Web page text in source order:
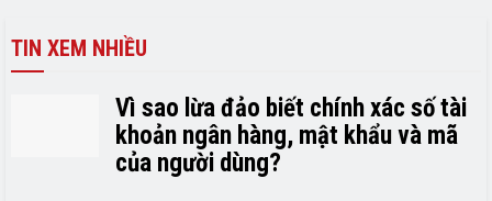
TIN XEM NHIỀU
Vì sao lừa đảo biết chính xác số tài
khoản ngân hàng, mật khẩu và mã
của người dùng?